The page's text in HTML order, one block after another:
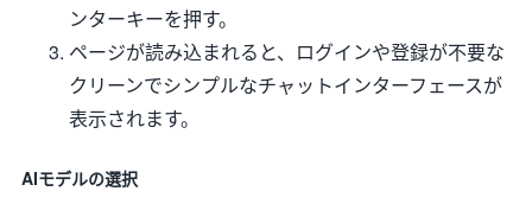
ンターキーを押す。
ページが読み込まれると、ログインや登録が不要な
クリーンでシンプルなチャットインターフェースが
表示されます。
AIモデルの選択